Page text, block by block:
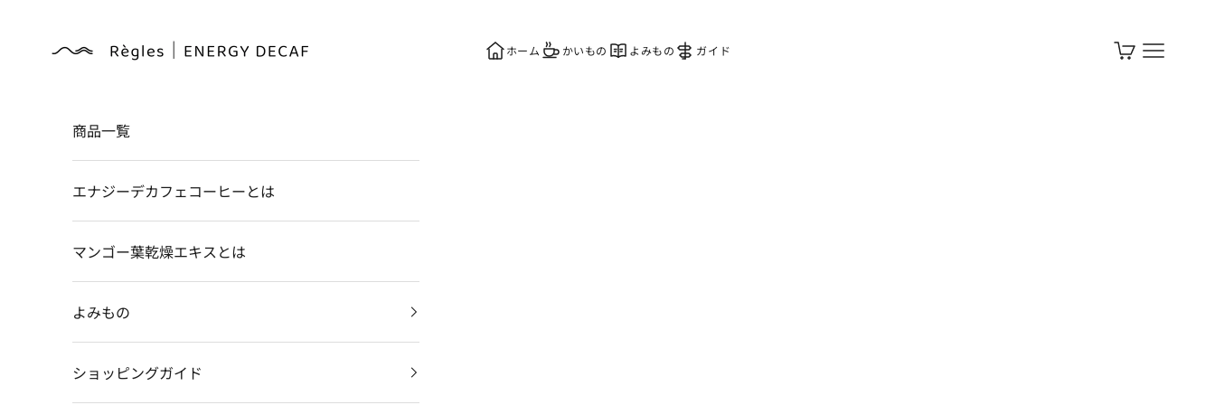
ホーム かいもの よみもの ガイド
商品一覧
エナジーデカフェコーヒーとは
マンゴー葉乾燥エキスとは
よみもの
ショッピングガイド